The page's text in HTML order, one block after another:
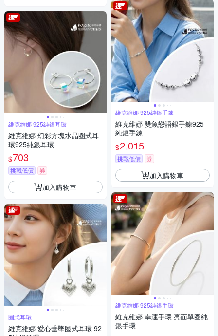
維克維娜 925純銀耳環
維克維娜 幻彩方塊水晶圈式耳
環925純銀耳環
$703
挑戰低價 券
加入購物車
圈式耳環
維克維娜 愛心垂墜圈式耳環 92
維克維娜 925純銀手鍊
維克維娜 雙魚戀語銀手鍊925
純銀手鍊
$2,015
挑戰低價 券
加入購物車
維克維娜 925純銀手環
維克維娜 幸運手環 亮面單圈純
銀手環